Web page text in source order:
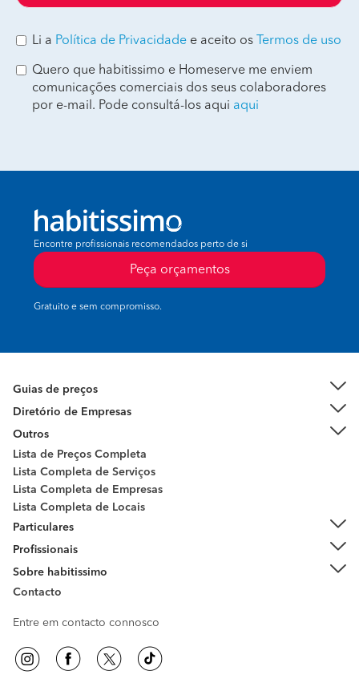
Li a Política de Privacidade e aceito os Termos de uso
Quero que habitissimo e Homeserve me enviem
comunicações comerciais dos seus colaboradores
por e-mail. Pode consultá-los aqui aqui
Encontre profissionais recomendados perto de si
Peça orçamentos
Gratuito e sem compromisso.
Guias de preços
Diretório de Empresas
Outros
Lista de Preços Completa
Lista Completa de Serviços
Lista Completa de Empresas
Lista Completa de Locais
Particulares
Profissionais
Sobre habitissimo
Contacto
Entre em contacto connosco